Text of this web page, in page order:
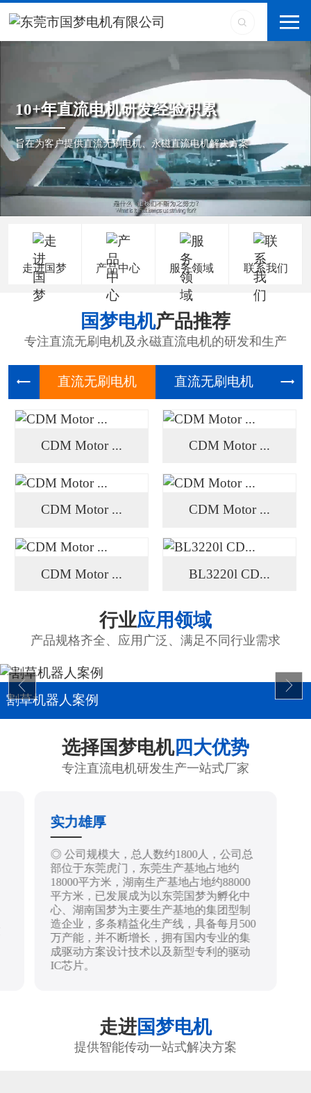
10+年直流电机研发经验积累
旨在为客户提供直流无刷电机、永磁直流电机解决方案
走进国梦 产品中心 服务领域 联系我们
国梦电机产品推荐
专注直流无刷电机及永磁直流电机的研发和生产
直流无刷 直流无刷 高压
CDM Motor ... CDM Motor ...
CDM Motor ... CDM Motor ...
CDM Motor ... BL3220l CD...
行业应用领域
产品规格齐全、应用广泛、满足不同行业需求
割草机器人案例
选择国梦电机四大优势
专注直流电机研发生产一站式厂家
实力雄厚
◎ 公司规模大，总人数约1800人，公司总
部位于东莞虎门，东莞生产基地占地约
18000平方米，湖南生产基地占地约88000
平方米，已发展成为以东莞国梦为孵化中
心、湖南国梦为主要生产基地的集团型制
造企业，多条精益化生产线，具备每月500
万产能，并不断增长，拥有国内专业的集
成驱动方案设计技术以及新型专利的驱动
IC芯片。
走进国梦电机
提供智能传动一站式解决方案